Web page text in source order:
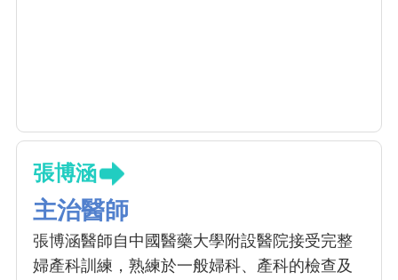
張博涵
主治醫師
張博涵醫師自中國醫藥大學附設醫院接受完整
婦產科訓練，熟練於一般婦科、產科的檢查及